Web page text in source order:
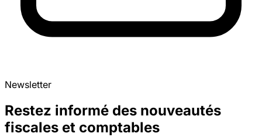
Newsletter
Restez informé des nouveautés
fiscales et comptables